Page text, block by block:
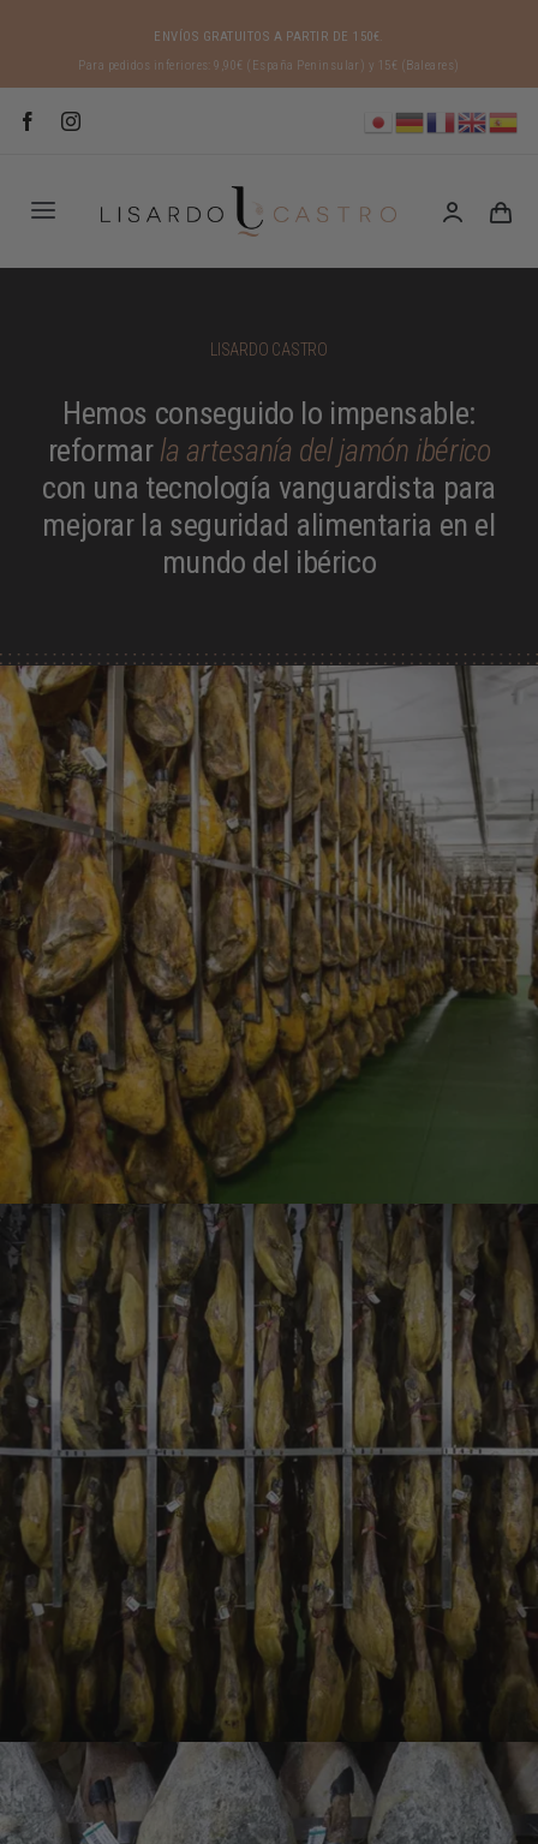
ENVÍOS GRATUITOS A PARTIR DE 150€.
Para pedidos inferiores: 9,90€ (España Peninsular) y 15€ (Baleares)
Toggle
Navigation
ORIGEN IBÉRICO
EXPERIENCIAS GASTRONÓMICAS
CONTACTO
LISARDO CASTRO
Hemos conseguido lo impensable:
reformar la artesanía del jamón ibérico
con una tecnología vanguardista para
mejorar la seguridad alimentaria en el
mundo del ibérico